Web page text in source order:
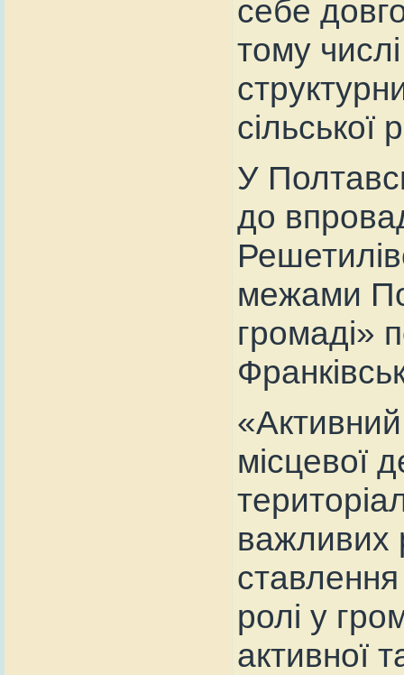
себе
тому
У
до
межами
громаді»
«Активний
місцевої
важливих
ролі у
активної